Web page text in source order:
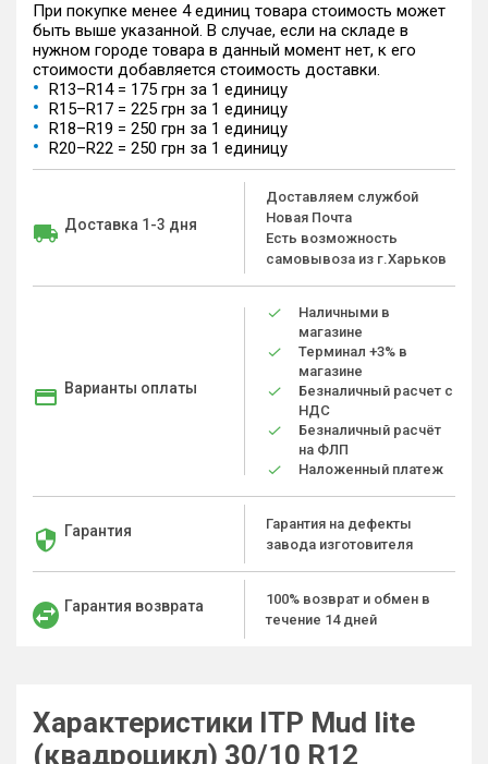
При покупке менее 4 единиц товара стоимость может
быть выше указанной. В случае, если на складе в
нужном городе товара в данный момент нет, к его
стоимости добавляется стоимость доставки.
R13–R14 = 175 грн за 1 единицу
R15–R17 = 225 грн за 1 единицу
R18–R19 = 250 грн за 1 единицу
R20–R22 = 250 грн за 1 единицу
Доставка 1-3 дня
Доставляем службой
Новая Почта
Есть возможность
самовывоза из г.Харьков
Варианты оплаты
Наличными в
магазине
Терминал +3% в
магазине
Безналичный расчет с
НДС
Безналичный расчёт
на ФЛП
Наложенный платеж
Гарантия
Гарантия на дефекты
завода изготовителя
Гарантия возврата
100% возврат и обмен в
течение 14 дней
Характеристики ITP Mud lite
(квадроцикл) 30/10 R12